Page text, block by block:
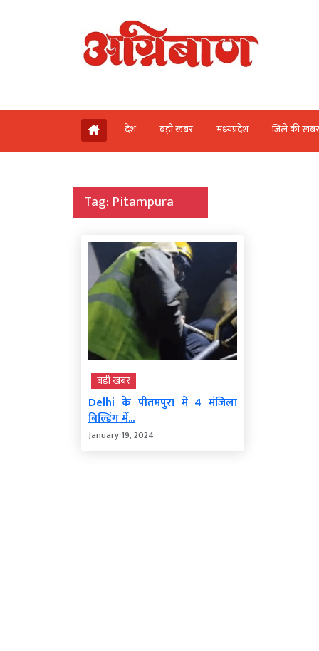
देश बड़ी खबर मध्‍यप्रदेश जिले की
Tag: Pitampura
बड़ी खबर
Delhi के पीतमपुरा में 4 मंजिला
बिल्डिंग में...
January 19, 2024